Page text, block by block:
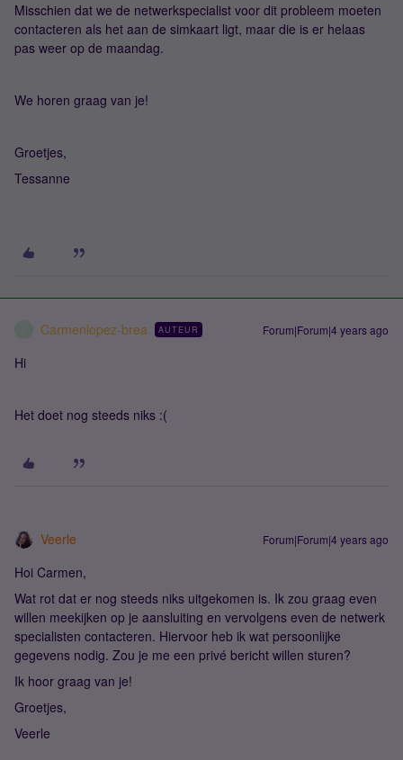
Misschien dat we de netwerkspecialist voor dit probleem moeten
contacteren als het aan de simkaart ligt, maar die is er helaas
pas weer op de maandag.
We horen graag van je!
Groetjes,
Tessanne
Carmenlopez-brea AUTEUR Forum|Forum|4 years ago
Hi
Het doet nog steeds niks :(
Veerle Forum|Forum|4 years ago
Hoi Carmen,
Wat rot dat er nog steeds niks uitgekomen is. Ik zou graag even
willen meekijken op je aansluiting en vervolgens even de netwerk
specialisten contacteren. Hiervoor heb ik wat persoonlijke
gegevens nodig. Zou je me een privé bericht willen sturen?
Ik hoor graag van je!
Groetjes,
Veerle